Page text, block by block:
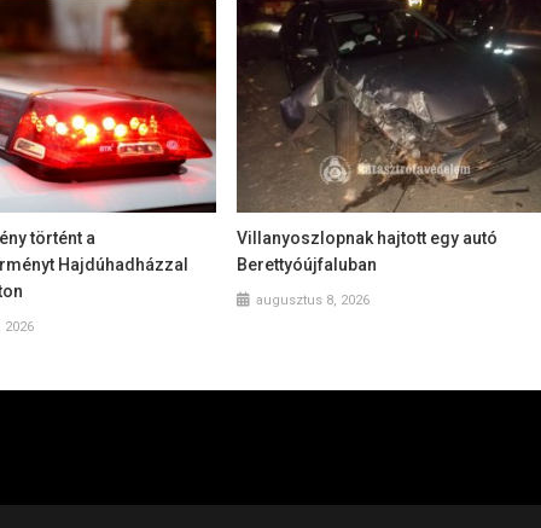
történt a
Hajdúhadházzal
Villanyoszlopnak hajtott egy autó
Berettyóújfaluban
augusztus 8, 2026